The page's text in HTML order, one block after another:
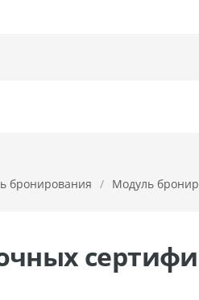
бронирования / Модуль